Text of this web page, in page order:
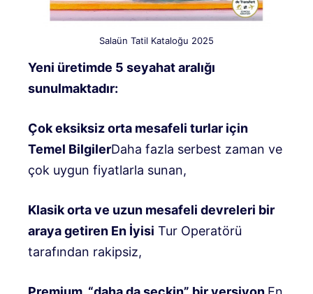
Salaün Tatil Kataloğu 2025
Yeni üretimde 5 seyahat aralığı
sunulmaktadır:
Çok eksiksiz orta mesafeli turlar için
Temel BilgilerDaha fazla serbest zaman ve
çok uygun fiyatlarla sunan,
Klasik orta ve uzun mesafeli devreleri bir
araya getiren En İyisi Tur Operatörü
tarafından rakipsiz,